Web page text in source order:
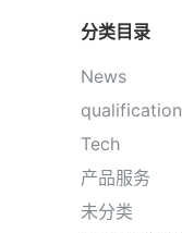
分类目录
News
qualification
Tech
产品服务
未分类